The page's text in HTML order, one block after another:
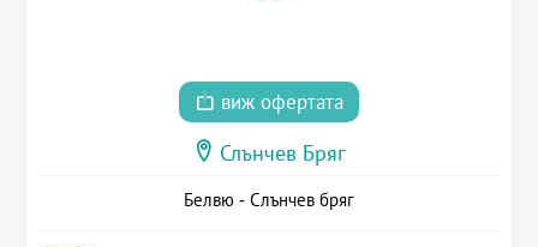
виж офертата
Слънчев Бряг
Белвю - Слънчев бряг